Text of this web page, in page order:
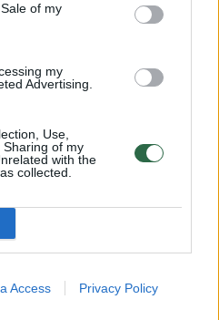
of my
my
Advertising.
Use,
of my
with the
collected.
Access Privacy Policy
labai retai laimi net ir
per 9 rungtynes
ir tarp 17 komandų
to, praėjusį
iš Vokietijos taurės
pralaimėjo